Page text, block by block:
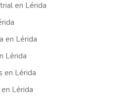
en Lérida
en Lérida
Lérida
en Lérida
Lérida